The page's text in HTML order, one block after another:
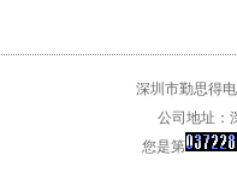
深圳市勤思得
公司地址：
您是第